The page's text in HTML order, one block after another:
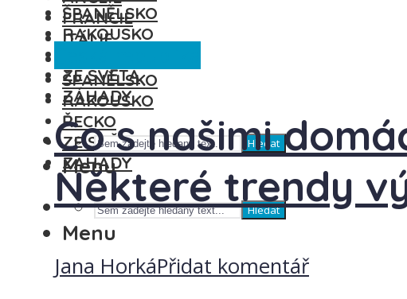
FRANCIE
ITÁLIE
ŠPANĚLSKO
RAKOUSKO
ŘECKO
ZE SVĚTA
ZÁHADY
Hledat
Menu
ŠPANĚLSKO
RAKOUSKO
ZE SVĚTA
ZÁHADY
Hledat
Menu
Co s našimi
Některé trendy
Jana HorkáPřidat komentář